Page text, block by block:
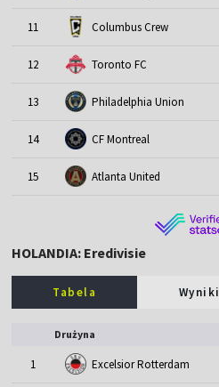
11 Columbus Crew
12 Toronto FC
13 Philadelphia Union
14 CF Montreal
15 Atlanta United
HOLANDIA: Eredivisie
Tabela Wyniki
Drużyna
1 Excelsior Rotterdam